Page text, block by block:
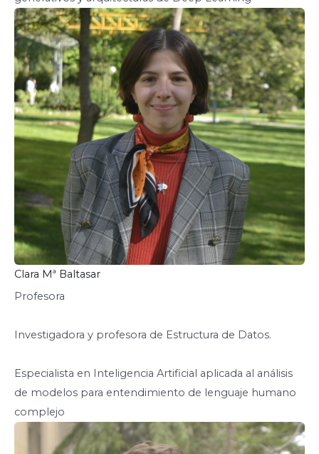
Clara Mª Baltasar
Profesora
Investigadora y profesora de Estructura de Datos.
Especialista en Inteligencia Artificial aplicada al análisis
de modelos para entendimiento de lenguaje humano
complejo